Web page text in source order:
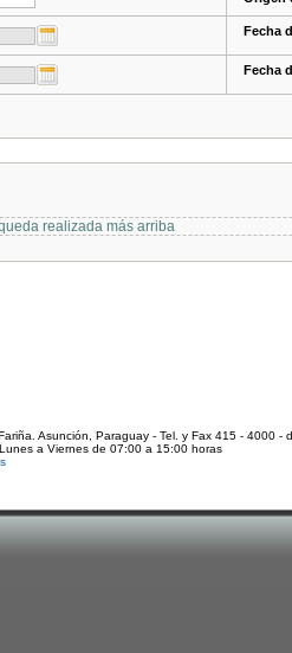
Fecha
Fecha
realizada más arriba
Asunción, Paraguay - Tel. y Fax 415 - 4000 -
a Viernes de 07:00 a 15:00 horas